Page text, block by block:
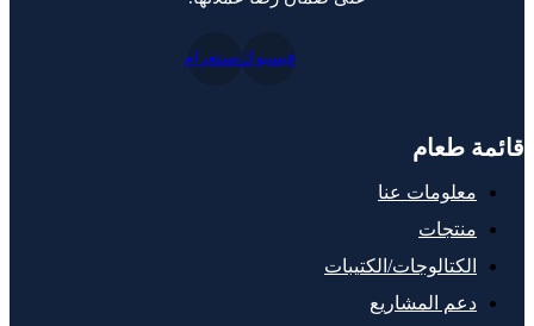
فيسبوكإنستغرام
قائمة طعام
معلومات عنا
منتجات
الكتالوجات/الكتيبات
دعم المشاريع